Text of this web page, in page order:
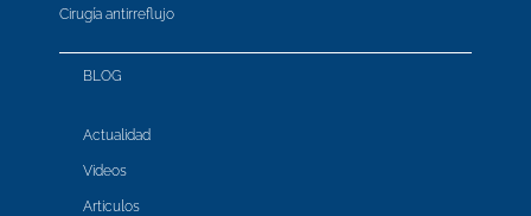
Cirugía antirreflujo
BLOG
Actualidad
Videos
Articulos